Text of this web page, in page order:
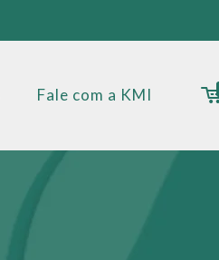
Fale com a KMI